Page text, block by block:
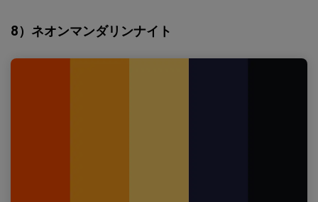
8）ネオンマンダリンナイト